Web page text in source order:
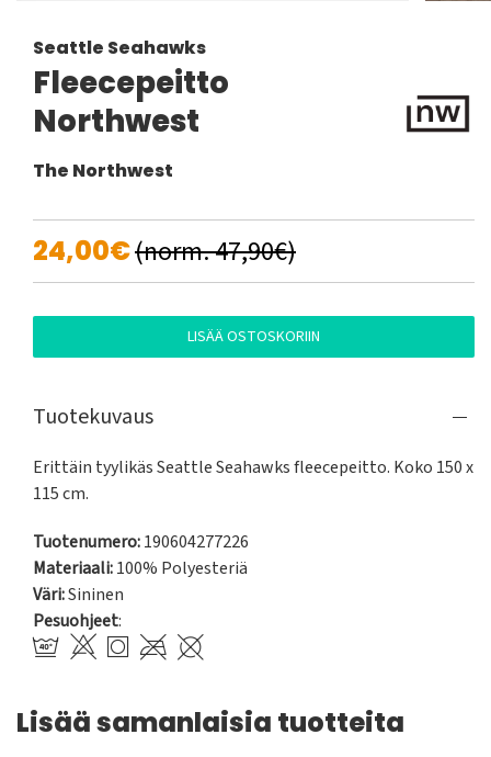
Seattle Seahawks
Fleecepeitto
Northwest
The Northwest
24,00€(norm. 47,90€)
LISÄÄ OSTOSKORIIN
Tuotekuvaus
Erittäin tyylikäs Seattle Seahawks fleecepeitto. Koko 150 x
115 cm.
Tuotenumero:190604277226
Materiaali:100% Polyesteriä
Väri:Sininen
Pesuohjeet:
Lisää samanlaisia tuotteita